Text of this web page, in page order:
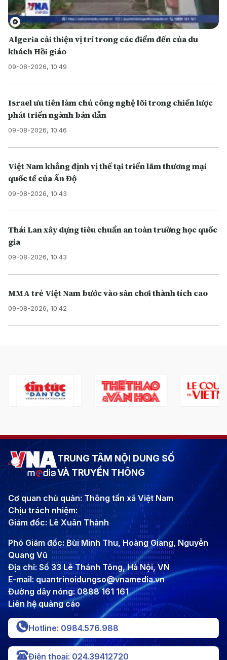
Algeria cải thiện vị trí trong các điểm đến của du
khách Hồi giáo
09-08-2026, 10:49
Israel ưu tiên làm chủ công nghệ lõi trong chiến lược
phát triển ngành bán dẫn
09-08-2026, 10:46
Việt Nam khẳng định vị thế tại triển lãm thương mại
quốc tế của Ấn Độ
09-08-2026, 10:43
Thái Lan xây dựng tiêu chuẩn an toàn trường học quốc
gia
09-08-2026, 10:43
MMA trẻ Việt Nam bước vào sân chơi thành tích cao
09-08-2026, 10:42
TRUNG TÂM NỘI DUNG SỐ
VÀ TRUYỀN THÔNG
Cơ quan chủ quản: Thông tấn xã Việt Nam
Chịu trách nhiệm:
Giám đốc: Lê Xuân Thành
Phó Giám đốc: Bùi Minh Thu, Hoàng Giang, Nguyễn
Quang Vũ
Địa chỉ: Số 33 Lê Thánh Tông, Hà Nội, VN
E-mail: quantrinoidungso@vnamedia.vn
Đường dây nóng: 0888 161 161
Liên hệ quảng cáo
Hotline: 0984.576.988
Điện thoại: 024.39412720